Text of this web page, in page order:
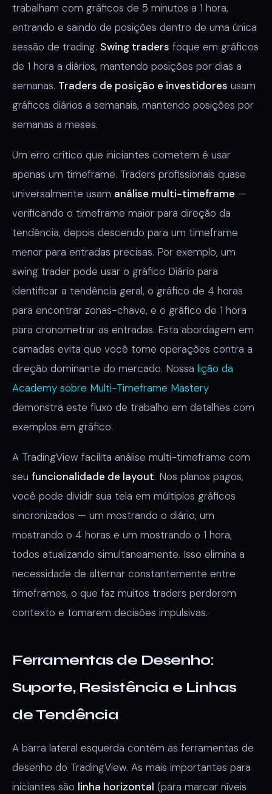
trabalham com gráficos de 5 minutos a 1 hora,
entrando e saindo de posições dentro de uma única
sessão de trading. Swing traders foque em gráficos
de 1 hora a diários, mantendo posições por dias a
semanas. Traders de posição e investidores usam
gráficos diários a semanais, mantendo posições por
semanas a meses.
Um erro crítico que iniciantes cometem é usar
apenas um timeframe. Traders profissionais quase
universalmente usam análise multi-timeframe —
verificando o timeframe maior para direção da
tendência, depois descendo para um timeframe
menor para entradas precisas. Por exemplo, um
swing trader pode usar o gráfico Diário para
identificar a tendência geral, o gráfico de 4 horas
para encontrar zonas-chave, e o gráfico de 1 hora
para cronometrar as entradas. Esta abordagem em
camadas evita que você tome operações contra a
direção dominante do mercado. Nossa lição da
Academy sobre Multi-Timeframe Mastery
demonstra este fluxo de trabalho em detalhes com
exemplos em gráfico.
A TradingView facilita análise multi-timeframe com
seu funcionalidade de layout. Nos planos pagos,
você pode dividir sua tela em múltiplos gráficos
sincronizados — um mostrando o diário, um
mostrando o 4 horas e um mostrando o 1 hora,
todos atualizando simultaneamente. Isso elimina a
necessidade de alternar constantemente entre
timeframes, o que faz muitos traders perderem
contexto e tomarem decisões impulsivas.
Ferramentas de Desenho:
Suporte, Resistência e Linhas
de Tendência
A barra lateral esquerda contém as ferramentas de
desenho do TradingView. As mais importantes para
iniciantes são linha horizontal (para marcar níveis